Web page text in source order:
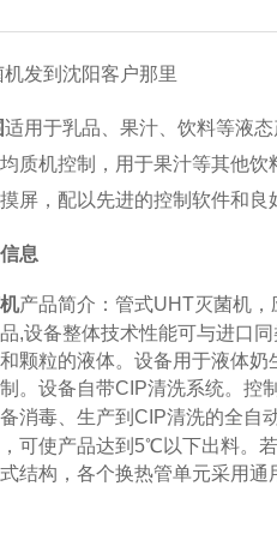
发到沈阳客户那里
适用于乳品、果汁、饮料等液
质机控制，用于果汁等其他
屏，配以先进的控制软件和
息
产品简介：管式UHT灭菌机，
,设备整体技术性能可与进口
颗粒的液体。设备用于液体
。设备自带CIP清洗系统。控
消毒、生产到 CIP清洗的全自
可使产品达到 5℃ 以下出料。
结构，各个换热管单元采用